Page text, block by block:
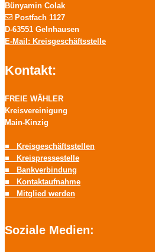
Bünyamin Colak
Postfach 1127
D-63551 Gelnhausen
E-Mail: Kreisgeschäftsstelle
Kontakt:
FREIE WÄHLER
Kreisvereinigung
Main-Kinzig
■ Kreisgeschäftsstellen
■ Kreispressestelle
■ Bankverbindung
■ Kontaktaufnahme
■ Mitglied werden
Soziale Medien: